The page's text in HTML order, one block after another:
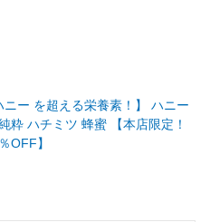
ー を超える栄養素！】 ハニー
粋 ハチミツ 蜂蜜 【本店限定！
OFF】